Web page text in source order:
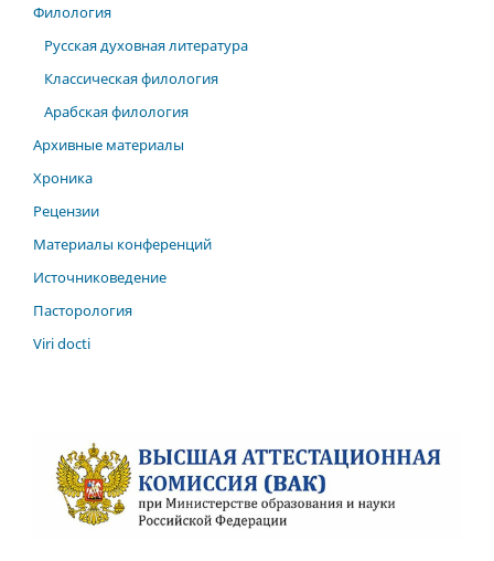
Филология
Русская духовная литература
Классическая филология
Арабская филология
Архивные материалы
Хроника
Рецензии
Материалы конференций
Источниковедение
Пасторология
Viri docti